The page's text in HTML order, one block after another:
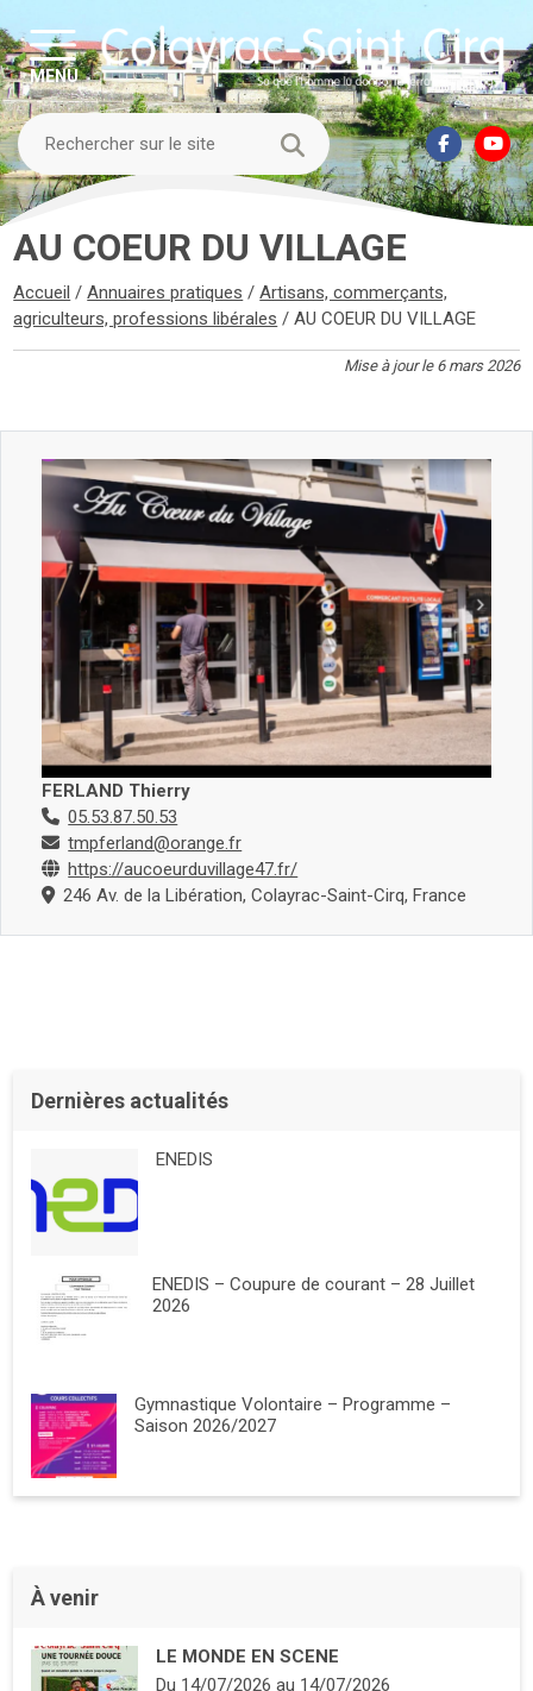
MENU
AU COEUR DU VILLAGE
Accueil /Annuaires pratiques /Artisans, commerçants,
agriculteurs, professions libérales /AU COEUR DU VILLAGE
Mise à jour le 6 mars 2026
FERLAND Thierry
05.53.87.50.53
tmpferland@orange.fr
https://aucoeurduvillage47.fr/
246 Av. de la Libération, Colayrac-Saint-Cirq, France
Dernières actualités
ENEDIS
ENEDIS – Coupure de courant – 28 Juillet
2026
Gymnastique Volontaire – Programme –
Saison 2026/2027
À venir
LE MONDE EN SCENE
Du 14/07/2026au 14/07/2026